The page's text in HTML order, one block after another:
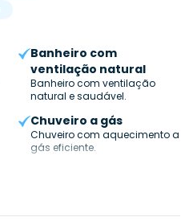
Banheiro com
ventilação natural
Banheiro com ventilação
natural e saudável.
Chuveiro a gás
Chuveiro com aquecimento a
gás eficiente.